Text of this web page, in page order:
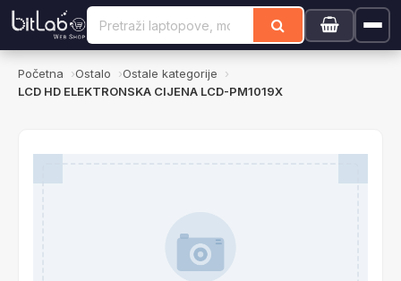
Početna Ostalo
Ostale kategorije
LCD HD ELEKTRONSKA CIJENA LCD-PM1019X